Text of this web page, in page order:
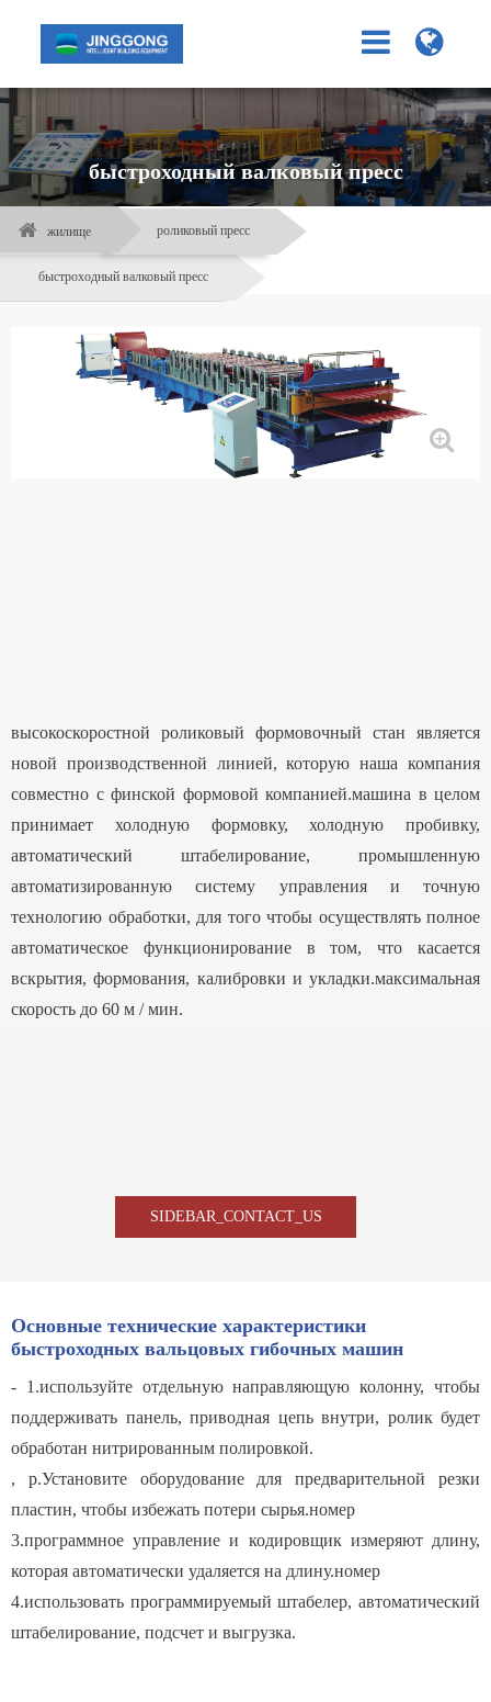
быстроходный валковый пресс
жилище роликовый пресс
быстроходный валковый пресс
высокоскоростной роликовый формовочный стан является
новой производственной линией, которую наша компания
совместно с финской формовой компанией.машина в целом
принимает холодную формовку, холодную пробивку,
автоматический штабелирование, промышленную
автоматизированную систему управления и точную
технологию обработки, для того чтобы осуществлять полное
автоматическое функционирование в том, что касается
вскрытия, формования, калибровки и укладки.максимальная
скорость до 60 м / мин.
SIDEBAR_CONTACT_US
Основные технические характеристики
быстроходных вальцовых гибочных машин
- 1.используйте отдельную направляющую колонну, чтобы
поддерживать панель, приводная цепь внутри, ролик будет
обработан нитрированным полировкой.
, p.Установите оборудование для предварительной резки
пластин, чтобы избежать потери сырья.номер
3.программное управление и кодировщик измеряют длину,
которая автоматически удаляется на длину.номер
4.использовать программируемый штабелер, автоматический
штабелирование, подсчет и выгрузка.